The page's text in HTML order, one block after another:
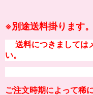
※別途送料掛ります。
送料につきましては
い。
ご注文時期によって稀